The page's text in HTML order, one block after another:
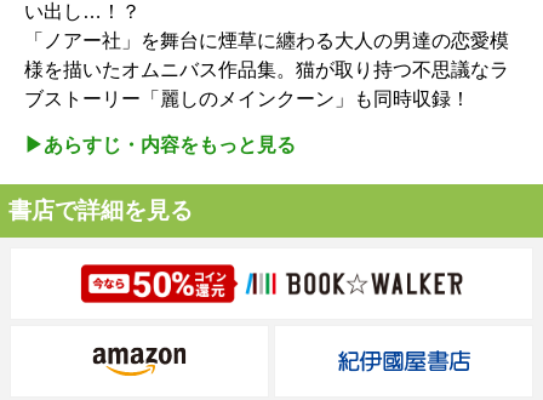
い出し…！？
「ノアー社」を舞台に煙草に纏わる大人の男達の恋愛模
様を描いたオムニバス作品集。猫が取り持つ不思議なラ
ブストーリー「麗しのメインクーン」も同時収録！
▶︎あらすじ・内容をもっと見る
書店で詳細を見る